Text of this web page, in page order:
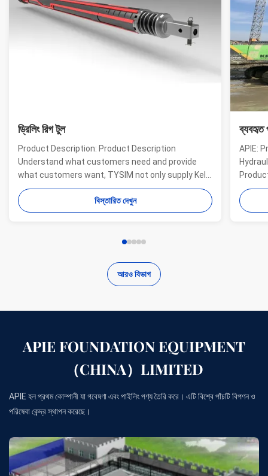
ড্রিলিং রিগ টুল
Product Description: Product Description
Understand what customers need and provide
what customers want, TYSIM not only supply Kelly
bars for drill rigs of world’s top brands, but also
provide one-stop solution for the world foundation
construction users. While providing customized
বিস্তারিত দেখুন
ব্যবহৃত
APIE:
offer
আরও বিভাগ
APIE FOUNDATION EQUIPMENT
（CHINA）LIMITED
APIE হল প্রথম কোম্পানী যা গবেষণা এবং পাইলিং পণ্য তৈরি করে। এটি বিশ্বে পাঁচটি বিপণন ও
পরিষেবা কেন্দ্র স্থাপন করেছে।